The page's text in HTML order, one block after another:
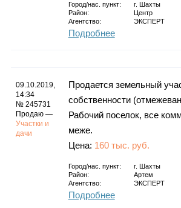
Город/нас. пункт: г.
Шахты
Район:
Центр
Агентство:
ЭКСПЕРТ
Подробнее
09.10.2019,
14:34
№ 245731
Продаю —
Участки и
дачи
Продается земельный
собственности
Рабочий поселок, все
меже.
Цена: 160 тыс. руб.
Город/нас. пункт: г.
Шахты
Район:
Артем
Агентство:
ЭКСПЕРТ
Подробнее